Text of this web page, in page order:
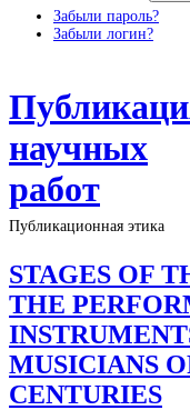
Забыли пароль?
Забыли логин?
научных
работ
Публикационная этика
STAGES OF
THE
MUSICIANS
CENTURIES